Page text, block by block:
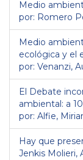
Medio
por: Romero
Medio
ecológica y el
por: Venanzi,
El Debate
ambiental: a
por: Alfie,
Hay que
Jenkis Molieri,